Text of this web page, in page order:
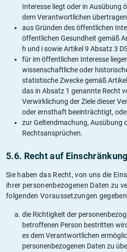
Interesse liegt oder in Ausübung
dem Verantwortlichen
aus Gründen des öffentlichen
öffentlichen Gesundheit gemäß
h und i sowie Artikel 9 Absatz 3
für im öffentlichen Interesse
wissenschaftliche oder
statistische Zwecke gemäß
das in Absatz 1 genannte Recht
Verwirklichung der Ziele dieser
oder ernsthaft beeinträchtigt,
zur Geltendmachung, Ausübung
Rechtsansprüchen.
5.6. Recht auf
Sie haben das Recht, von uns die
ihrer personenbezogenen Daten zu
folgenden Voraussetzungen
die Richtigkeit der
betroffenen Person bestritten
es dem Verantwortlichen
personenbezogenen Daten zu